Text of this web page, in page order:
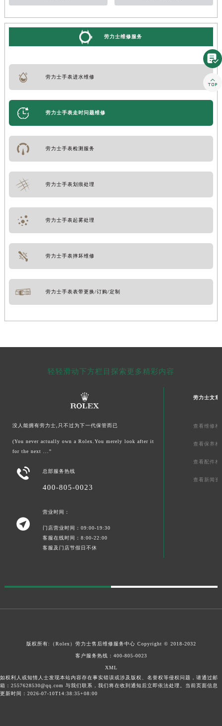
劳力士维修服务
劳力士手表进水维修
劳力士手表走时问题维修
劳力士手表检测服务
劳力士手表划痕处理
劳力士手表起雾处理
劳力士手表摔坏维修
劳力士手表表带更换/订购/定制
轻轻滑动下方栏目探索更多精彩内容
没人能拥有劳力士,只不过为下一代保管而已
(You never actually own a Rolex.You merely look after it
for the next ...”
 总部服务热线
400-805-0023

营业时间：
门店营业时间：09:00-19:30
客服在线时间：8:00-22:00
客服及门店节假日不休
劳力士文章
查看维修相
查看保养相
查看配件相
查看新闻资
版权所有:（Rolex） 劳力士售后维修服务中心 Copyright © 2018-2032
客户服务热线： 400-805-0023
XML
如权利人或知情人士发现本站内容存在事实错误或涉及版权、名誉权等侵权问题，请通过邮
箱：2557628530@qq.com 与我们联系，我们将在收到通知后立即依法处理。当前页面信息
更新时间：2026-07-10T14:38:35+08:00

